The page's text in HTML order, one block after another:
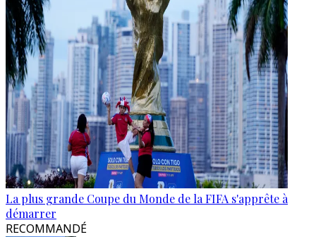
La plus grande Coupe du Monde de la FIFA s'apprête à
démarrer
RECOMMANDÉ